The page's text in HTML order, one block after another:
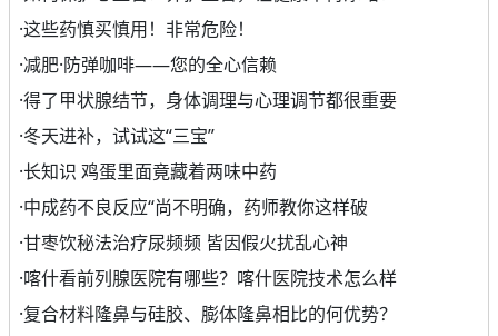
·这些药慎买慎用！非常危险！
·减肥·防弹咖啡——您的全心信赖
·得了甲状腺结节，身体调理与心理调节都很重要
·冬天进补，试试这“三宝”
·长知识 鸡蛋里面竟藏着两味中药
·中成药不良反应“尚不明确，药师教你这样破
·甘枣饮秘法治疗尿频频 皆因假火扰乱心神
·喀什看前列腺医院有哪些？喀什医院技术怎么样
·复合材料隆鼻与硅胶、膨体隆鼻相比的何优势？